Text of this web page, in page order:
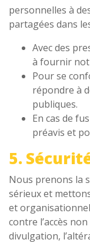
personnelles à
partagées dans
Avec des
à fournir
Pour se
répondre à
publiques.
En cas de
préavis et
5.
Nous prenons la
sérieux et
et
contre l’accès
divulgation,